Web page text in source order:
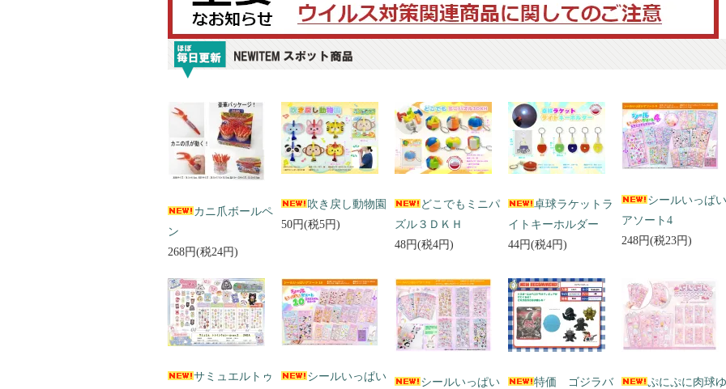
カニ爪ボールペ
ン
268円(税24円)
吹き戻し動物園
50円(税5円)
どこでもミニパ
ズル３ＤＫＨ
48円(税4円)
卓球ラケットラ
イトキーホルダー
44円(税4円)
シールいっぱい
アソート4
248円(税23円)
サミュエルトゥ
シールいっぱい
シールいっぱい
特価 ゴジラバ
ぷにぷに肉球ゆ